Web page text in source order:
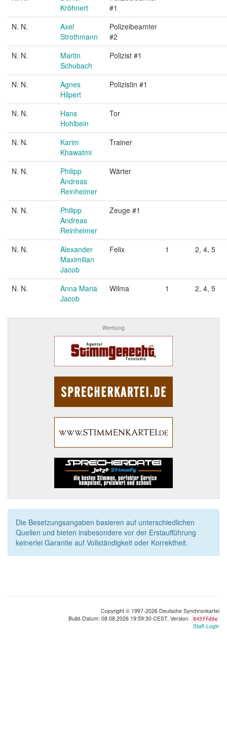
Kröhnert
#1
N. N.
Axel
Strothmann
Polizeibeamter
#2
N. N.
Martin
Schubach
Polizist #1
N. N.
Agnes
Hilpert
Polizistin #1
N. N.
Hans
Hohlbein
Tor
N. N.
Karim
Khawatmi
Trainer
N. N.
Philipp
Andreas
Reinheimer
Wärter
N. N.
Philipp
Andreas
Reinheimer
Zeuge #1
N. N.
Alexander
Maximilian
Jacob
Felix 1 2, 4, 5
N. N.
Anna Maria
Jacob
Wilma 1 2, 4, 5
Werbung
Die Besetzungsangaben basieren auf unterschiedlichen
Quellen und bieten insbesondere vor der Erstaufführung
keinerlei Garantie auf Vollständigkeit oder Korrektheit.
Copyright © 1997-2026 Deutsche Synchronkartei
Build-Datum: 08.08.2026 19:59:30 CEST, Version:
845ffd0e
Staff-Login